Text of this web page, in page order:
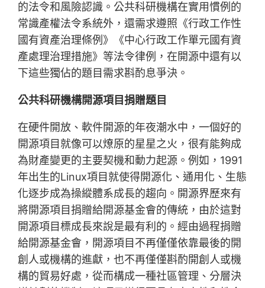
的法令和風險認識。公共科研機構在實用慣例的
常識產權法令系統外，還需求遵照《行政工作性
國有資產治理條例》《中心行政工作單元國有資
產處理治理措施》等法令律例，在開源中還有以
下這些獨佔的題目需求斟酌息爭決。
公共科研機構開源項目捐贈題目
在硬件開放、軟件開源的年夜潮水中，一個好的
開源項目就像可以燎原的星星之火，很有能夠成
為財產變更的主要契機和動力起源。例如，1991
年出生的Linux項目就使得開源化、通用化、生態
化逐步成為操縱體系成長的趨向。開源界歷來有
將開源項目捐贈給開源基金會的傳統，由於這對
開源項目標成長來說是最有利的。經由過程捐贈
給開源基金會，開源項目不再僅僅依靠最後的開
創人或機構的進獻，也不再僅僅斟酌開創人或機
構的貿易好處，從而構成一種社區管理、分層決